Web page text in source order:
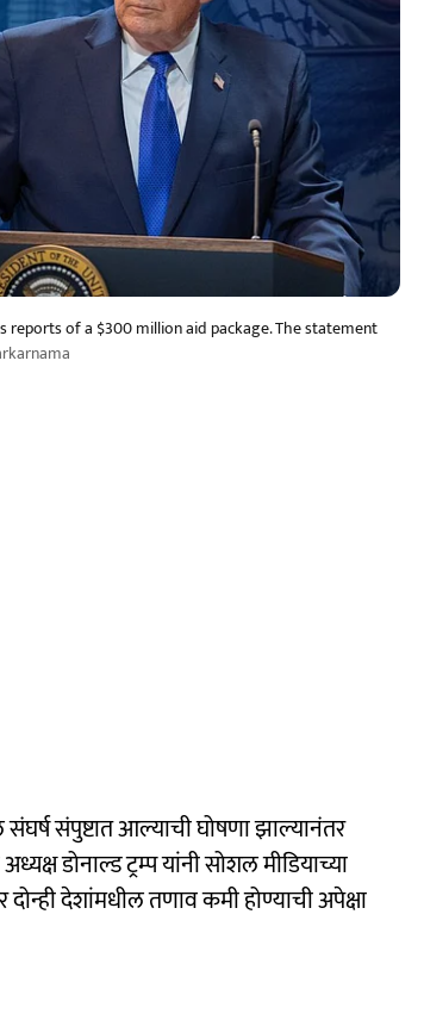
reports of a $300 million aid package. The statement
संपुष्टात आल्याची घोषणा झाल्यानंतर
डोनाल्ड ट्रम्प यांनी सोशल मीडियाच्या
देशांमधील तणाव कमी होण्याची अपेक्षा